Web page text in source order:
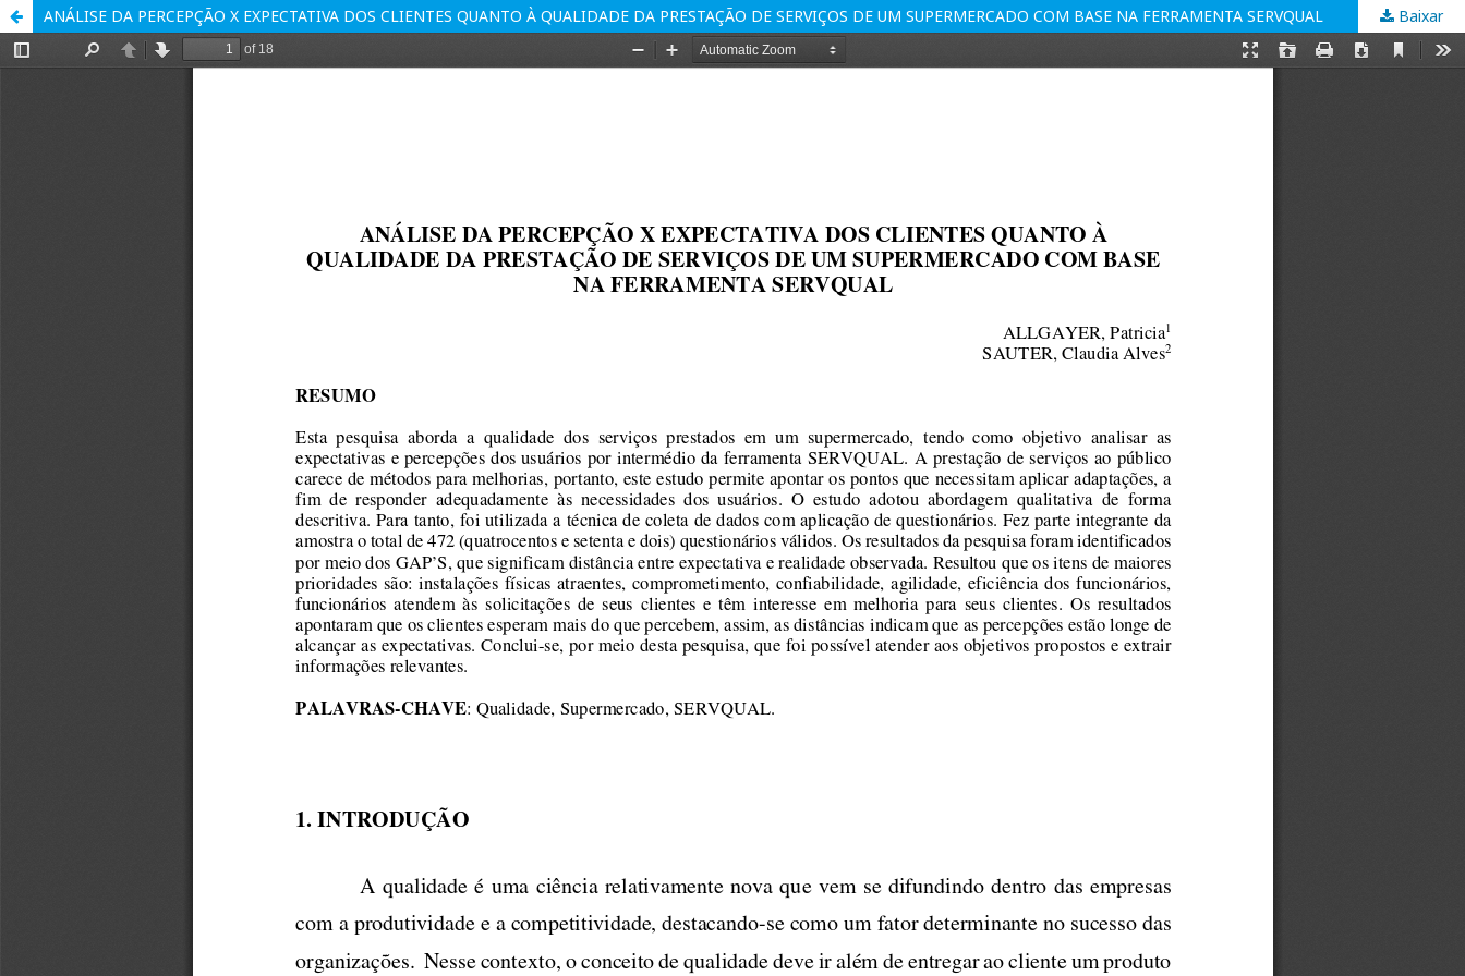
ANÁLISE DA PERCEPÇÃO X EXPECTATIVA DOS CLIENTES QUANTO À QUALIDADE DA PRESTAÇÃO DE SERVIÇOS DE UM SUPERMERCADO COM BASE NA FERRAMENTA SERVQUAL Baixar